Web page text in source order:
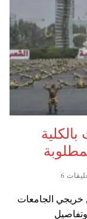
6
خريجي الجامعات
المصرية بالكلية الحربية والبحرية 2020-2021 وتفاصيل